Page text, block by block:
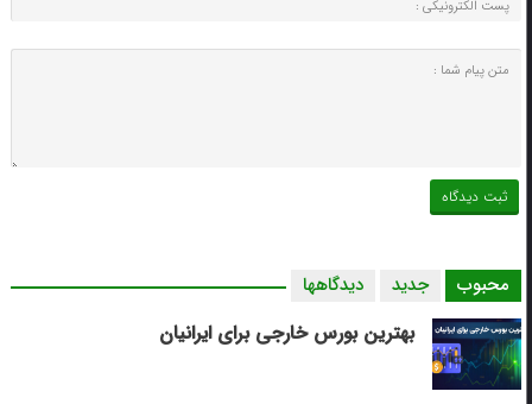
محبوب جدید دیدگاهها
بهترین بورس خارجی برای ایرانیان